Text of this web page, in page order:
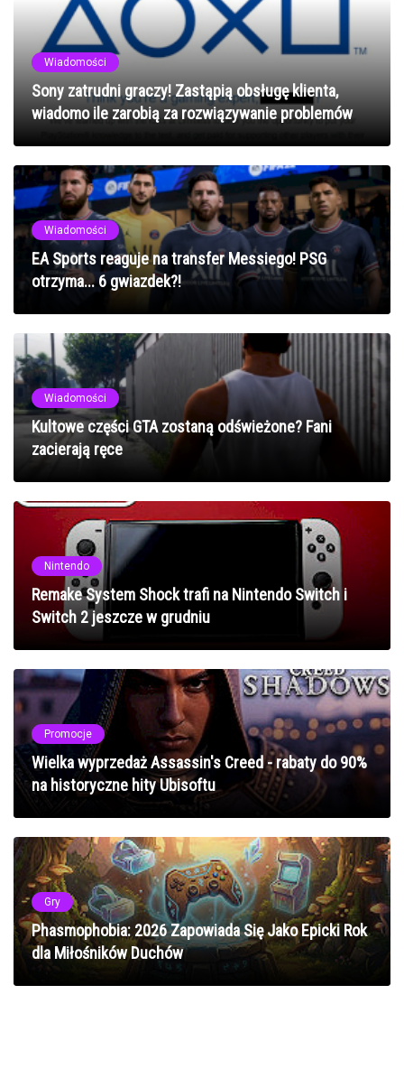
Wiadomości
Sony zatrudni graczy! Zastąpią obsługę klienta,
wiadomo ile zarobią za rozwiązywanie problemów
Wiadomości
EA Sports reaguje na transfer Messiego! PSG
otrzyma... 6 gwiazdek?!
Wiadomości
Kultowe części GTA zostaną odświeżone? Fani
zacierają ręce
Nintendo
Remake System Shock trafi na Nintendo Switch i
Switch 2 jeszcze w grudniu
Promocje
Wielka wyprzedaż Assassin's Creed - rabaty do 90%
na historyczne hity Ubisoftu
Gry
Phasmophobia: 2026 Zapowiada Się Jako Epicki Rok
dla Miłośników Duchów